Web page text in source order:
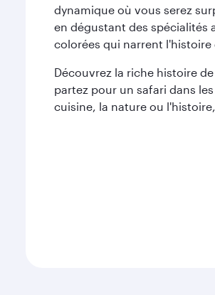
dynamique où vous serez
en dégustant des spécialités
colorées qui narrent l'histoire
Découvrez la riche histoire
partez pour un safari dans
cuisine, la nature ou